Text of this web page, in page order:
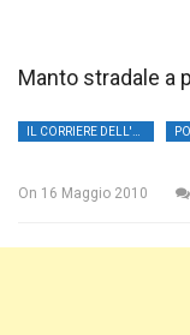
Manto stradale a
On 16 Maggio 2010